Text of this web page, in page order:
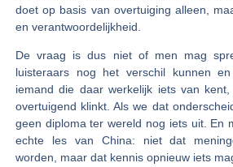
doet op basis van overtuiging alleen,
en verantwoordelijkheid.
De vraag is dus niet of men mag
luisteraars nog het verschil kunnen
iemand die daar werkelijk iets van
overtuigend klinkt. Als we dat
geen diploma ter wereld nog iets uit. En
echte les van China: niet dat
worden, maar dat kennis opnieuw iets